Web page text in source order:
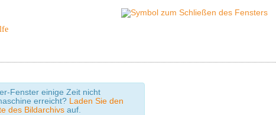
Fenster einige Zeit nicht
erreicht? Laden Sie den
des Bildarchivs auf.